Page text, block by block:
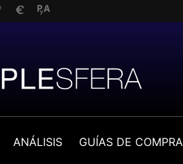
ANÁLISIS GUÍAS DE COMPRA